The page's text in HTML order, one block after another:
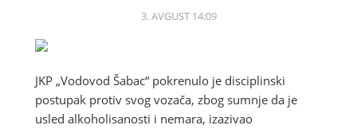
3. AVGUST 14:09
JKP „Vodovod Šabac“ pokrenulo je disciplinski
postupak protiv svog vozača, zbog sumnje da je
usled alkoholisanosti i nemara, izazivao